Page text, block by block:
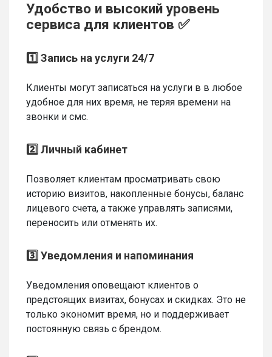
Удобство и высокий уровень
сервиса для клиентов ✅
1️⃣ Запись на услуги 24/7
Клиенты могут записаться на услуги в в любое
удобное для них время, не теряя времени на
звонки и смс.
2️⃣ Личный кабинет
Позволяет клиентам просматривать свою
историю визитов, накопленные бонусы, баланс
лицевого счета, а также управлять записями,
переносить или отменять их.
3️⃣ Уведомления и напоминания
Уведомления оповещают клиентов о
предстоящих визитах, бонусах и скидках. Это не
только экономит время, но и поддерживает
постоянную связь с брендом.